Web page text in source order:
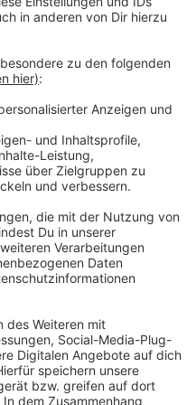
- Der
wenn er nicht auf
steht? Hier erfahren
die lustigsten
und haut natürlich
so wie wir ihn
und sein ganz